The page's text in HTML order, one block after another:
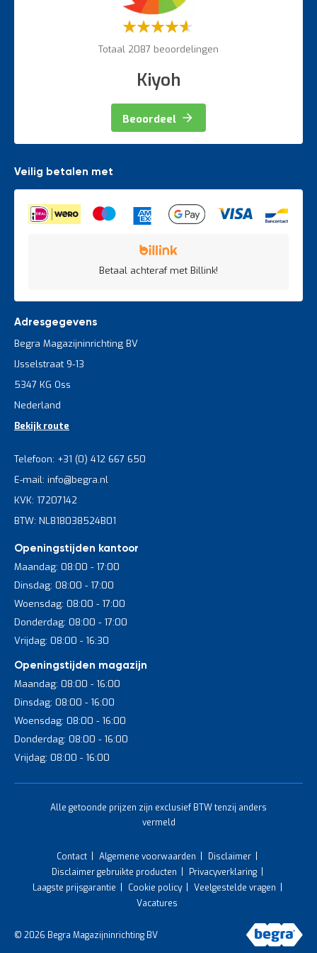
Waardering:
Totaal 2087 beoordelingen
Kiyoh
Beoordeel
Veilig betalen met
Betaal achteraf met Billink!
Adresgegevens
Begra Magazijninrichting BV
IJsselstraat 9-13
5347 KG Oss
Nederland
Bekijk route
Telefoon: +31 (0) 412 667 650
E-mail: info@begra.nl
KVK: 17207142
BTW: NL818038524B01
Openingstijden kantoor
Maandag: 08:00 - 17:00
Dinsdag: 08:00 - 17:00
Woensdag: 08:00 - 17:00
Donderdag: 08:00 - 17:00
Vrijdag: 08:00 - 16:30
Openingstijden magazijn
Maandag: 08:00 - 16:00
Dinsdag: 08:00 - 16:00
Woensdag: 08:00 - 16:00
Donderdag: 08:00 - 16:00
Vrijdag: 08:00 - 16:00
Alle getoonde prijzen zijn exclusief BTW tenzij anders
vermeld
Contact Algemene voorwaarden
Disclaimer
Disclaimer gebruikte producten
Privacyverklaring
Laagste prijsgarantie
Cookie policy
Veelgestelde vragen
Vacatures
© 2026 Begra Magazijninrichting BV